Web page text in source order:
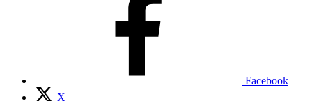
Facebook
X